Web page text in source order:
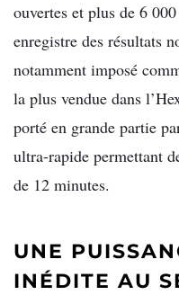
ouvertes et plus de 6
enregistre des résultats
notamment imposé
la plus vendue dans
porté en grande partie
ultra-rapide permettant
de 12 minutes.
UNE
INÉDITE AU